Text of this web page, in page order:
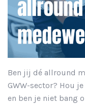
Ben jij dé allround
GWW-sector? Hou
en ben je niet bang